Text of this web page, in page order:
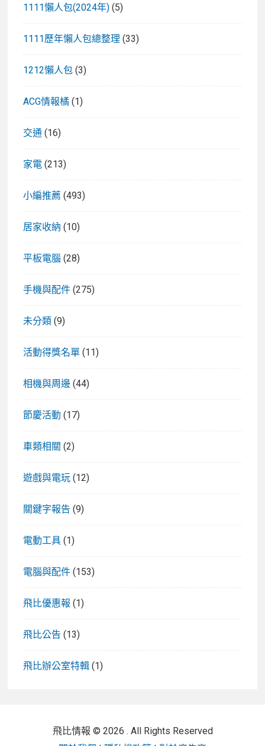
1111懶人包(2024年) (5)
1111歷年懶人包總整理 (33)
1212懶人包 (3)
ACG情報橘 (1)
交通 (16)
家電 (213)
小編推薦 (493)
居家收納 (10)
平板電腦 (28)
手機與配件 (275)
未分類 (9)
活動得獎名單 (11)
相機與周邊 (44)
節慶活動 (17)
車類相關 (2)
遊戲與電玩 (12)
關鍵字報告 (9)
電動工具 (1)
電腦與配件 (153)
飛比優惠報 (1)
飛比公告 (13)
飛比辦公室特輯 (1)
飛比情報 © 2026 . All Rights Reserved